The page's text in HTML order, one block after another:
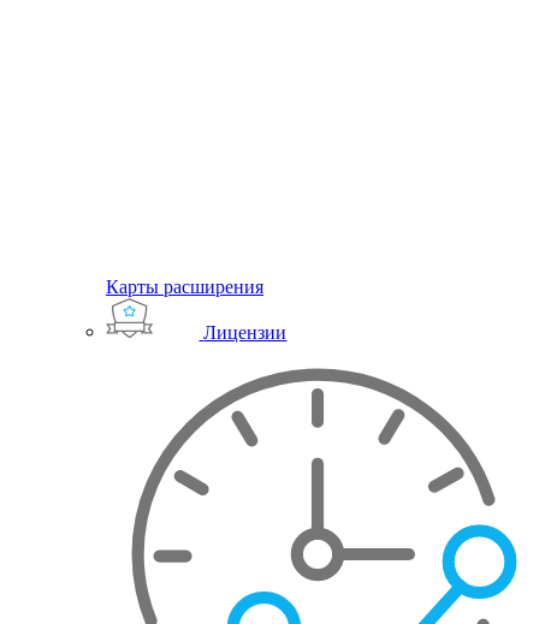
Карты расширения
Лицензии